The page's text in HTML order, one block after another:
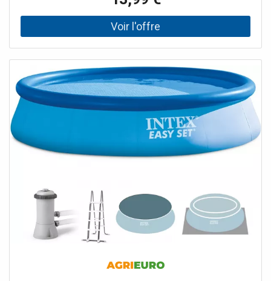
l'intérieur de votre spa gonflable PureSpa. Un support pour
tablette et smartp